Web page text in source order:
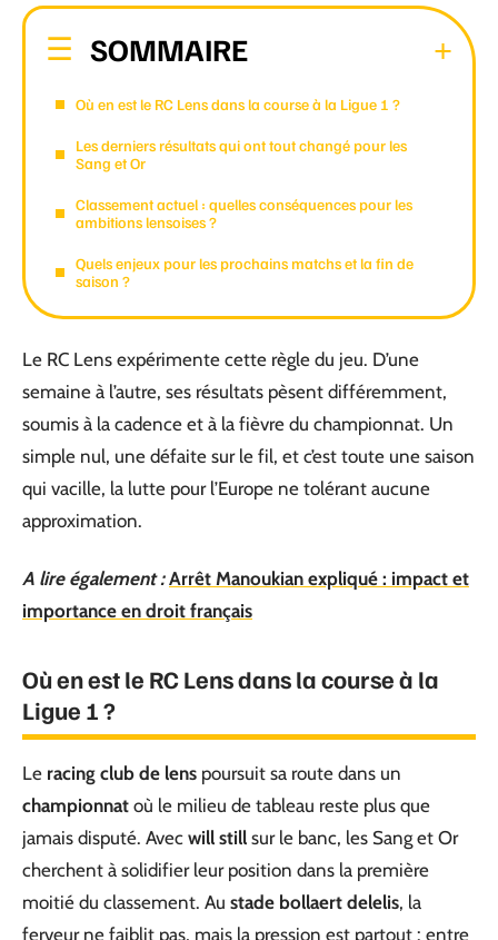
SOMMAIRE
Où en est le RC Lens dans la course à la Ligue 1 ?
Les derniers résultats qui ont tout changé pour les
Sang et Or
Classement actuel : quelles conséquences pour les
ambitions lensoises ?
Quels enjeux pour les prochains matchs et la fin de
saison ?
Le RC Lens expérimente cette règle du jeu. D’une
semaine à l’autre, ses résultats pèsent différemment,
soumis à la cadence et à la fièvre du championnat. Un
simple nul, une défaite sur le fil, et c’est toute une saison
qui vacille, la lutte pour l’Europe ne tolérant aucune
approximation.
A lire également : Arrêt Manoukian expliqué : impact et
importance en droit français
Où en est le RC Lens dans la course à la
Ligue 1 ?
Le racing club de lens poursuit sa route dans un
championnat où le milieu de tableau reste plus que
jamais disputé. Avec will still sur le banc, les Sang et Or
cherchent à solidifier leur position dans la première
moitié du classement. Au stade bollaert delelis, la
ferveur ne faiblit pas, mais la pression est partout : entre